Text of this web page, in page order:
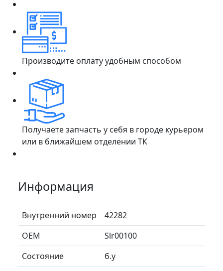
Производите оплату удобным способом
Получаете запчасть у себя в городе курьером
или в ближайшем отделении ТК
Информация
Внутренний номер
42282
ОЕМ
Slr00100
Состояние
б.у